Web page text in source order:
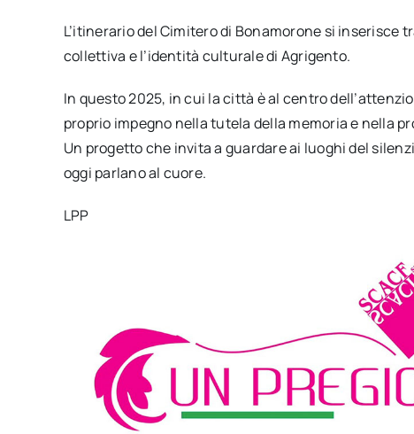
L’itinerario del Cimitero di Bonamorone si inserisce
collettiva e l’identità culturale di Agrigento.
In questo 2025, in cui la città è al centro
proprio impegno nella tutela della memoria e nella
Un progetto che invita a guardare ai luoghi del
oggi parlano al cuore.
LPP